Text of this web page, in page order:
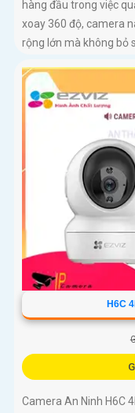
hàng đầu trong việc
xoay 360 độ, camera
rộng lớn mà không bỏ
H6C
Camera An Ninh H6C